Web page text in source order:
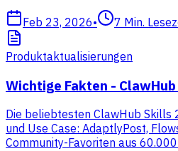
Feb 23, 2026• 7 Min.
Produktaktualisierungen
Wichtige Fakten -
Die beliebtesten ClawHub Skills
und Use Case: AdaptlyPost,
Community-Favoriten aus